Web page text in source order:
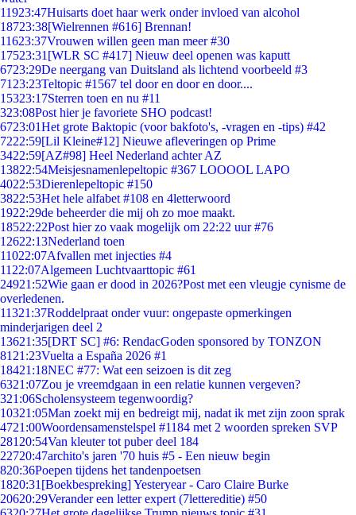
11923:47Huisarts doet haar werk onder invloed van alcohol
18723:38[Wielrennen #616] Brennan!
11623:37Vrouwen willen geen man meer #30
17523:31 [WLR SC #417] Nieuw deel openen was kaputt
6723:29De neergang van Duitsland als lichtend voorbeeld #3
71 23:23Teltopic #1567 tel door en door en door....
15323:17Sterren toen en nu #11
323:08Post hier je favoriete SHO podcast!
6723:01Het grote Baktopic (voor bakfoto's, -vragen en -tips) #42
7222:59[Lil Kleine#12] Nieuwe afleveringen op Prime
3422:59[AZ#98] Heel Nederland achter AZ
13822:54Meisjesnamenlepeltopic #367 LOOOOL LAPO
4022:53Dierenlepeltopic #150
3822:53Het hele alfabet #108 en 4letterwoord
1922:29de beheerder die mij oh zo moe maakt.
18522:22Post hier zo vaak mogelijk om 22:22 uur #76
12622:13Nederland toen
11022:07Afvallen met injecties #4
11 22:07Algemeen Luchtvaarttopic #61
24921:52Wie gaan er dood in 2026?Post met een vleugje cynisme de
overledenen.
11321:37Roddelpraat onder vuur: ongepaste opmerkingen
minderjarigen deel 2
13621:35[DRT SC] #6: RendacGoden sponsored by TONZON
81 21:23Vuelta a España 2026 #1
18421:18NEC #77: Wat een seizoen is dit zeg
6321:07Zou je vreemdgaan in een relatie kunnen vergeven?
321:06Scholensysteem tegenwoordig?
10321:05Man zoekt mij en bedreigt mij, nadat ik met zijn zoon sprak
4721:00Woordensamenstelspel #1184 met 2 woorden spreken SVP
281 20:54Van kleuter tot puber deel 184
22720:47archito's jaren '70 huis #5 - Een nieuw begin
820:36Poepen tijdens het tandenpoetsen
1820:31 [Boekbespreking] Yesteryear - Caro Claire Burke
20620:29Verander een letter expert (7lettereditie) #50